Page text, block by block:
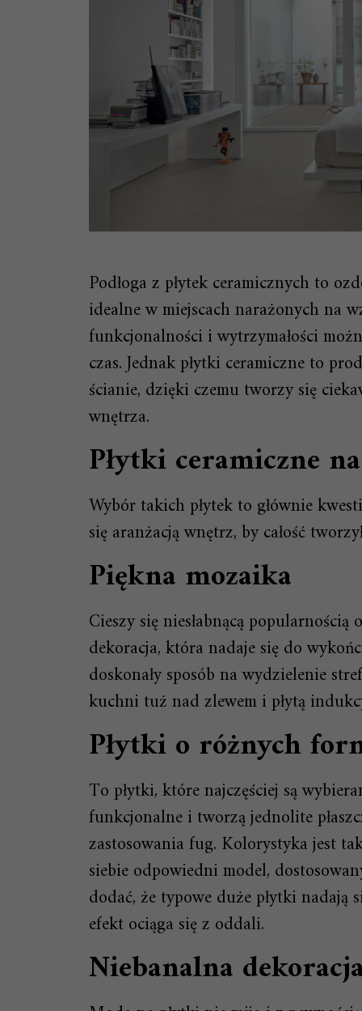
Podłoga z płytek ceramicznych to
idealne w miejscach narażonych na
funkcjonalności i wytrzymałości
czas. Jednak płytki ceramiczne to
ścianie, dzięki czemu tworzy się
wnętrza.
Płytki ceramiczne
Wybór takich płytek to głównie
się aranżacją wnętrz, by całość
Piękna mozaika
Cieszy się niesłabnącą
dekoracja, która nadaje się do
doskonały sposób na wydzielenie
kuchni tuż nad zlewem i płytą
Płytki o różnych
To płytki, które najczęściej są
funkcjonalne i tworzą jednolite
zastosowania fug. Kolorystyka jest
siebie odpowiedni model,
dodać, że typowe duże płytki
efekt ociąga się z oddali.
Niebanalna